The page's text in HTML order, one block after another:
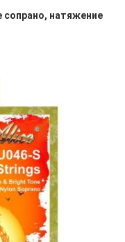
сопрано, натяжение